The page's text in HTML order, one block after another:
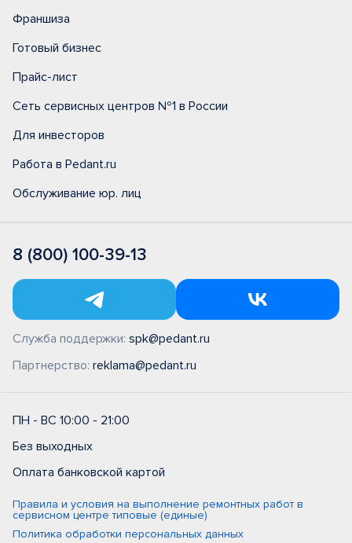
Франшиза
Готовый бизнес
Прайс-лист
Сеть сервисных центров №1 в России
Для инвесторов
Работа в Pedant.ru
Обслуживание юр. лиц
8 (800) 100-39-13
Служба поддержки: spk@pedant.ru
Партнерство: reklama@pedant.ru
ПН - ВС 10:00 - 21:00
Без выходных
Оплата банковской картой
Правила и условия на выполнение ремонтных работ в
сервисном центре типовые (единые)
Политика обработки персональных данных